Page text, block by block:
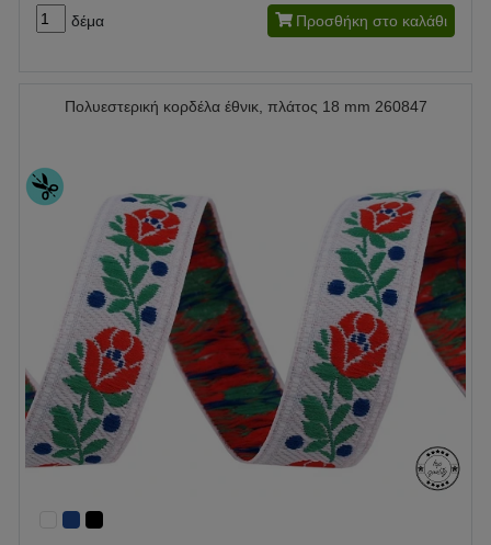
δέμα Προσθήκη στο καλάθι
Πολυεστερική κορδέλα έθνικ, πλάτος 18 mm 260847